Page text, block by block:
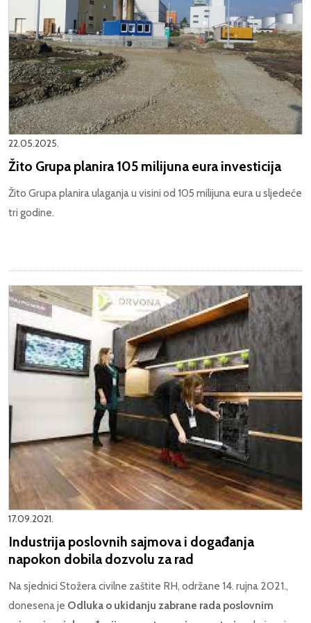
22.05.2025.
Žito Grupa planira 105 milijuna eura investicija
Žito Grupa planira ulaganja u visini od 105 milijuna eura u sljedeće
tri godine.
17.09.2021.
Industrija poslovnih sajmova i događanja
napokon dobila dozvolu za rad
Na sjednici Stožera civilne zaštite RH, održane 14. rujna 2021.,
donesena je Odluka o ukidanju zabrane rada poslovnim